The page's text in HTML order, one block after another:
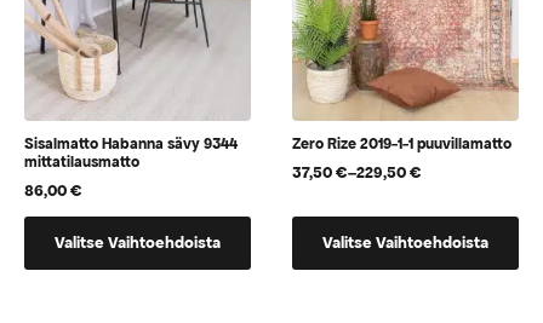
Sisalmatto Habanna sävy 9344
mittatilausmatto
86,00€
Valitse Vaihtoehdoista
Zero Rize 2019-1-1 puuvillamatto
37,50€–229,50€
Hintaluokka:
-
229,50 €
Valitse Vaihtoehdoista